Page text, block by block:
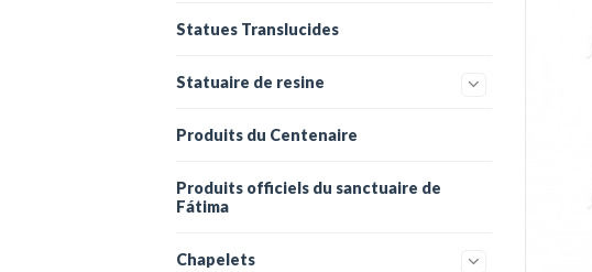
Statues Translucides
Statuaire de resine
Produits du Centenaire
Produits officiels du sanctuaire de
Fátima
Chapelets